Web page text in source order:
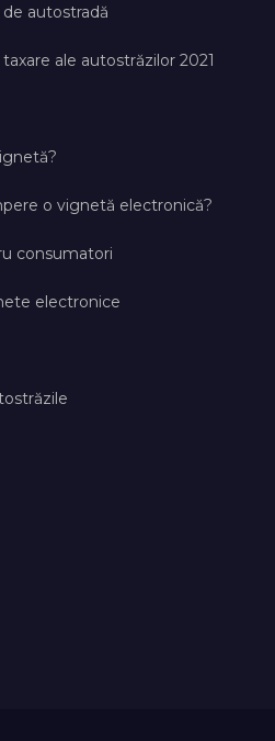
autostradă
ale autostrăzilor 2021
o vignetă electronică?
consumatori
electronice